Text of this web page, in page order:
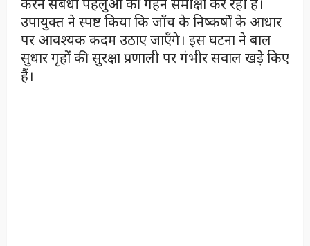
करने संबंधी पहलुओं की गहन समीक्षा कर रही है।
उपायुक्त ने स्पष्ट किया कि जाँच के निष्कर्षों के आधार
पर आवश्यक कदम उठाए जाएँगे। इस घटना ने बाल
सुधार गृहों की सुरक्षा प्रणाली पर गंभीर सवाल खड़े किए
हैं।